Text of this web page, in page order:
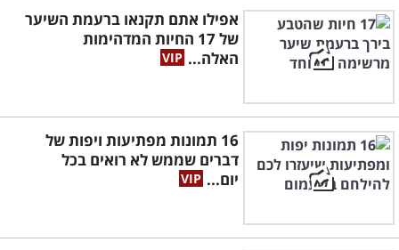
אפילו אתם תקנאו ברעמת השיער
של 17 החיות המדהימות
האלה...
16 תמונות מפתיעות ויפות של
דברים שממש לא רואים בכל
יום...